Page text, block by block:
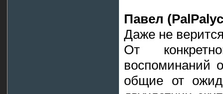
Павел
Даже не
От
воспоминаний
общие от